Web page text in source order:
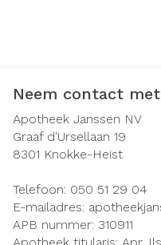
Neem contact
Apotheek Janssen NV
Graaf d'Ursellaan 19
8301 Knokke-Heist
Telefoon: 050 51 29 04
E-mailadres:
APB nummer: 310911